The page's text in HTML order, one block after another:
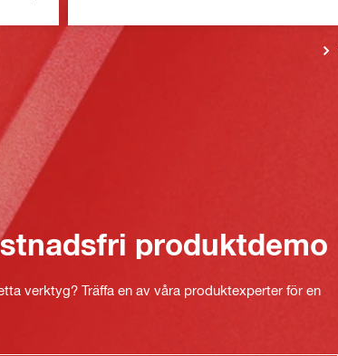
produktdemo
verktyg? Träffa en av våra produktexperter för en